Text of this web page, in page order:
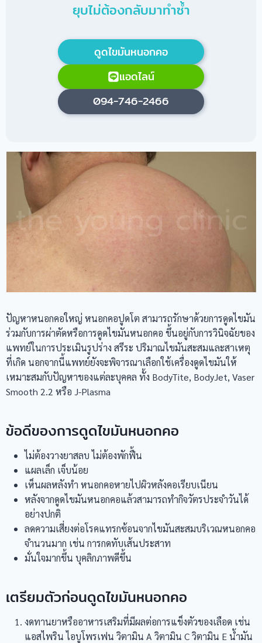
ยุบไม่ต้องกลับมาทำซ้ำ
ดูดไขมันหนอกคอ
แอดไลน์
094-746-2466
ปัญหาหนอกคอใหญ่ หนอกคอปูดโต สามารถรักษาด้วยการดูดไขมัน
ร่วมกับการผ่าตัดหรือการดูดไขมันหนอกคอ ขึ้นอยู่กับการวินิจฉัยของ
แพทย์ในการประเมินรูปร่าง สรีระ ปริมาณไขมันสะสมและสาเหตุ
ที่เกิด นอกจากนี้แพทย์ยังจะพิจารณาเลือกใช้เครื่องดูดไขมันให้
เหมาะสมกับปัญหาของแต่ละบุคคล ทั้ง BodyTite, BodyJet, Vaser
Smooth 2.2 หรือ J-Plasma
ข้อดีของการดูดไขมันหนอกคอ
ไม่ต้องวางยาสลบ ไม่ต้องพักฟื้น
แผลเล็ก เจ็บน้อย
เห็นผลหลังทำ หนอกคอหายไปผิวหลังคอเรียบเนียน
หลังจากดูดไขมันหนอกคอแล้วสามารถทำกิจวัตรประจำวันได้
อย่างปกติ
ลดความเสี่ยงต่อโรคแทรกซ้อนจากไขมันสะสมบริเวณหนอกคอ
จำนวนมาก เช่น การกดทับเส้นประสาท
มั่นใจมากขึ้น บุคลิกภาพดีขึ้น
เตรียมตัวก่อนดูดไขมันหนอกคอ
งดทานยาหรืออาหารเสริมที่มีผลต่อการแข็งตัวของเลือด เช่น
แอสไพริน ไอบูโพรเฟน วิตามิน A วิตามิน C วิตามิน E น้ำมัน